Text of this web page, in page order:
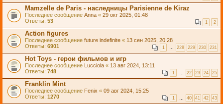
Mamzelle de Paris - наследницы Parisienne de Kiraz
Последнее сообщение Anna « 29 окт 2025, 01:48
Ответы: 53 1 2
Action figures
Последнее сообщение future indefinite « 13 сен 2025, 20:28
Ответы: 6901 1 … 228 229 230 231
Hot Toys - герои фильмов и игр
Последнее сообщение Lucciola « 13 авг 2024, 13:11
Ответы: 748 1 … 22 23 24 25
Franklin Mint
Последнее сообщение Fenix « 09 авг 2024, 15:25
Ответы: 1270 1 … 40 41 42 43